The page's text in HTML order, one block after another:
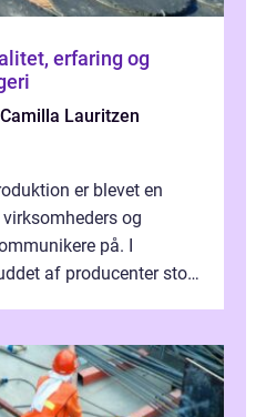
Camilla Lauritzen
er blevet en
og
på. I
af producenter stort,